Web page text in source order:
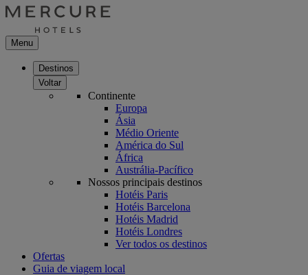
Menu
Destinos
Voltar
Continente
Europa
Ásia
Médio Oriente
América do Sul
África
Austrália-Pacífico
Nossos principais destinos
Hotéis Paris
Hotéis Barcelona
Hotéis Madrid
Hotéis Londres
Ver todos os destinos
Ofertas
Guia de viagem local